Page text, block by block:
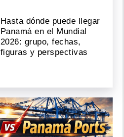
Hasta dónde puede llegar
Panamá en el Mundial
2026: grupo, fechas,
figuras y perspectivas